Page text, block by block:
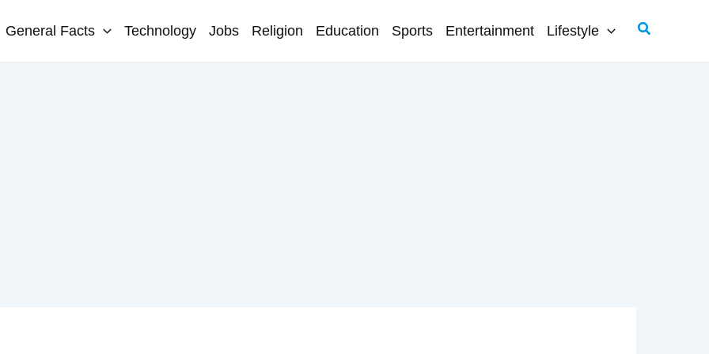
General Facts Technology Jobs Religion Education Sports Entertainment Lifestyle Search